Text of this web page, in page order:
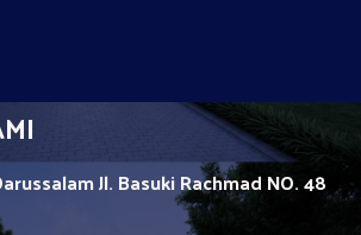
Jl. Basuki Rachmad NO. 48